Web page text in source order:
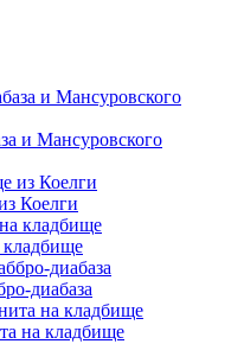
и Мансуровского
Коелги
кладбище
диабаза
на кладбище